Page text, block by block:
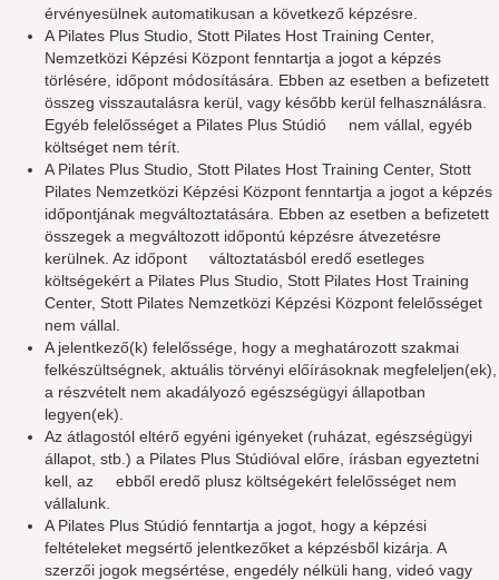
érvényesülnek automatikusan a következő képzésre.
A Pilates Plus Studio, Stott Pilates Host Training Center,
Nemzetközi Képzési Központ fenntartja a jogot a képzés
törlésére, időpont módosítására. Ebben az esetben a befizetett
összeg visszautalásra kerül, vagy később kerül felhasználásra.
Egyéb felelősséget a Pilates Plus Stúdió nem vállal, egyéb
költséget nem térít.
A Pilates Plus Studio, Stott Pilates Host Training Center, Stott
Pilates Nemzetközi Képzési Központ fenntartja a jogot a képzés
időpontjának megváltoztatására. Ebben az esetben a befizetett
összegek a megváltozott időpontú képzésre átvezetésre
kerülnek. Az időpont változtatásból eredő esetleges
költségekért a Pilates Plus Studio, Stott Pilates Host Training
Center, Stott Pilates Nemzetközi Képzési Központ felelősséget
nem vállal.
A jelentkező(k) felelőssége, hogy a meghatározott szakmai
felkészültségnek, aktuális törvényi előírásoknak megfeleljen(ek),
a részvételt nem akadályozó egészségügyi állapotban
legyen(ek).
Az átlagostól eltérő egyéni igényeket (ruházat, egészségügyi
állapot, stb.) a Pilates Plus Stúdióval előre, írásban egyeztetni
kell, az ebből eredő plusz költségekért felelősséget nem
vállalunk.
A Pilates Plus Stúdió fenntartja a jogot, hogy a képzési
feltételeket megsértő jelentkezőket a képzésből kizárja. A
szerzői jogok megsértése, engedély nélküli hang, videó vagy